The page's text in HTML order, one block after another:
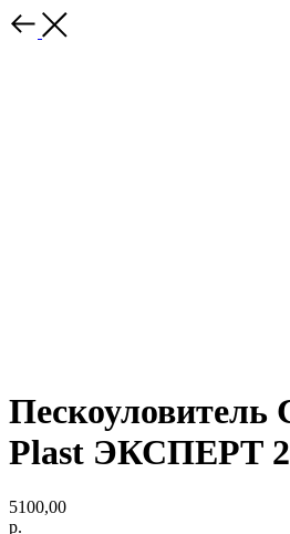
Пескоуловитель
Plast ЭКСПЕРТ
5100,00
р.